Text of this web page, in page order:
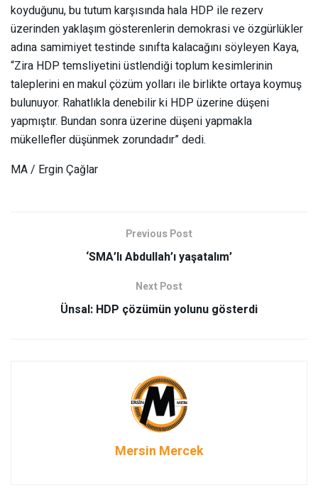
koyduğunu, bu tutum karşısında hala HDP ile rezerv
üzerinden yaklaşım gösterenlerin demokrasi ve özgürlükler
adına samimiyet testinde sınıfta kalacağını söyleyen Kaya,
“Zira HDP temsliyetini üstlendiği toplum kesimlerinin
taleplerini en makul çözüm yolları ile birlikte ortaya koymuş
bulunuyor. Rahatlıkla denebilir ki HDP üzerine düşeni
yapmıştır. Bundan sonra üzerine düşeni yapmakla
mükellefler düşünmek zorundadır” dedi.
MA / Ergin Çağlar
Previous Post
‘SMA’lı Abdullah’ı yaşatalım’
Next Post
Ünsal: HDP çözümün yolunu gösterdi
Mersin Mercek